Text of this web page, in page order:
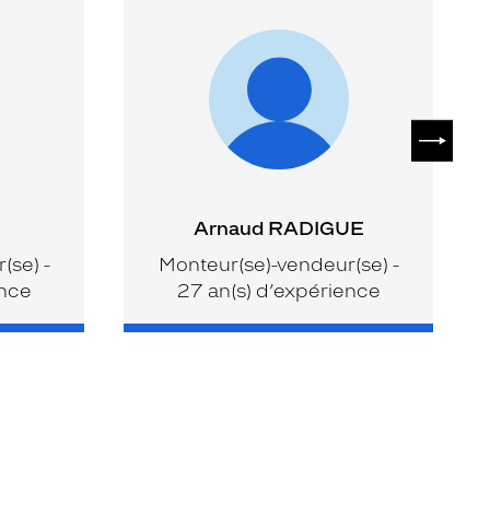
-
Arnaud RADIGUE
Monteur(se)-vendeur(se) -
27 an(s) d’expérience